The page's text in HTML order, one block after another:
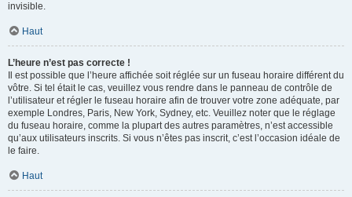
invisible.
Haut
L’heure n’est pas correcte !
Il est possible que l’heure affichée soit réglée sur un fuseau horaire différent du
vôtre. Si tel était le cas, veuillez vous rendre dans le panneau de contrôle de
l’utilisateur et régler le fuseau horaire afin de trouver votre zone adéquate, par
exemple Londres, Paris, New York, Sydney, etc. Veuillez noter que le réglage
du fuseau horaire, comme la plupart des autres paramètres, n’est accessible
qu’aux utilisateurs inscrits. Si vous n’êtes pas inscrit, c’est l’occasion idéale de
le faire.
Haut